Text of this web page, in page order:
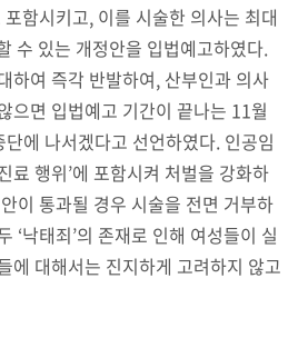
함시키고, 이를 시술한 의사는 최대
수 있는 개정안을 입법예고하였다.
하여 즉각 반발하여, 산부인과 의사
으면 입법예고 기간이 끝나는 11월
에 나서겠다고 선언하였다. 인공임
료 행위’에 포함시켜 처벌을 강화하
이 통과될 경우 시술을 전면 거부하
‘낙태죄’의 존재로 인해 여성들이 실
에 대해서는 진지하게 고려하지 않고